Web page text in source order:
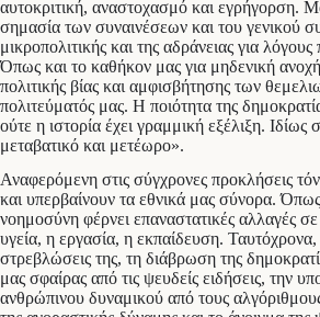
αυτοκριτική, αναστοχασμό και εγρήγορση.
σημασία των συναινέσεων και του γενικού
μικροπολιτικής και της αδράνειας για
Όπως και το καθήκον μας για μηδενική
πολιτικής βίας και αμφισβήτησης των
πολιτεύματός μας. Η ποιότητα της
ούτε η ιστορία έχει γραμμική εξέλιξη.
μεταβατικό και μετέωρο».
Αναφερόμενη στις σύγχρονες προκλήσεις
και υπερβαίνουν τα εθνικά μας σύνορα.
νοημοσύνη φέρνει επαναστατικές αλλαγές
υγεία, η εργασία, η εκπαίδευση. Ταυτόχρονα,
στρεβλώσεις της, τη διάβρωση της
μας σφαίρας από τις ψευδείς ειδήσεις, την
ανθρώπινου δυναμικού από τους